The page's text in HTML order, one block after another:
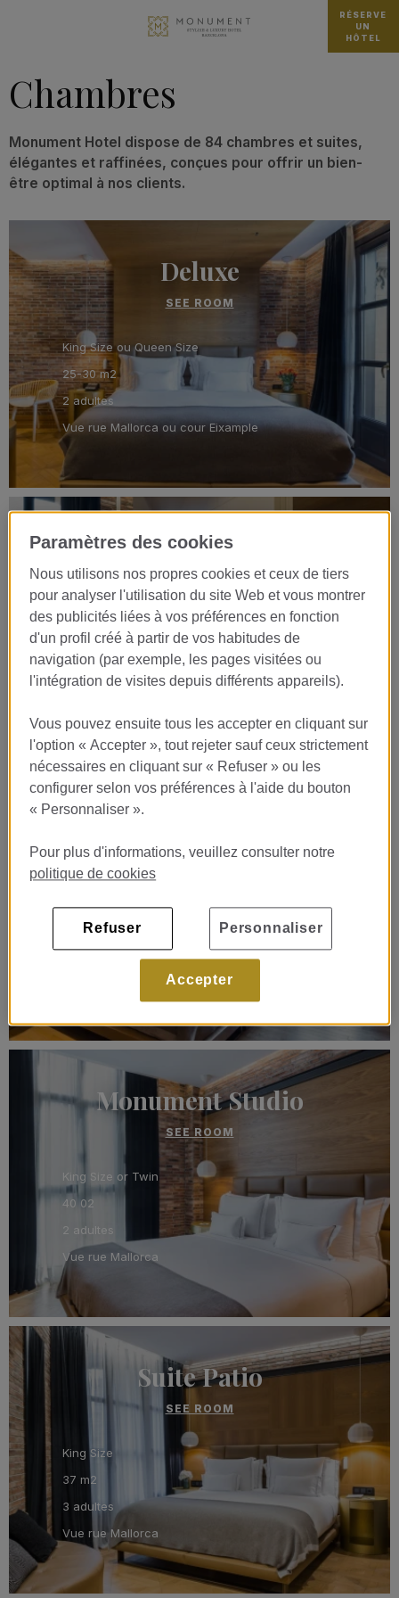
RÉSERVE
UN
HÔTEL
Chambres
Monument Hotel dispose de 84 chambres et suites,
élégantes et raffinées, conçues pour offrir un bien-
être optimal à nos clients.
Deluxe
SEE ROOM
King Size ou Queen Size
25-30 m2
2 adultes
Vue rue Mallorca ou cour Eixample
Junior Suite Patio
SEE ROOM
King Size
2 adultes
Junior Suite Barcelona
SEE ROOM
36 m2
3 adultes
Monument Studio
SEE ROOM
King Size or Twin
40 02
2 adultes
Vue rue Mallorca
Suite Patio
SEE ROOM
King Size
37 m2
3 adultes
Vue rue Mallorca
Paramètres des cookies
Nous utilisons nos propres cookies et ceux de tiers
pour analyser l'utilisation du site Web et vous montrer
des publicités liées à vos préférences en fonction
d'un profil créé à partir de vos habitudes de
navigation (par exemple, les pages visitées ou
l'intégration de visites depuis différents appareils).
Vous pouvez ensuite tous les accepter en cliquant sur
l'option « Accepter », tout rejeter sauf ceux strictement
nécessaires en cliquant sur « Refuser » ou les
configurer selon vos préférences à l'aide du bouton
« Personnaliser ».
Pour plus d'informations, veuillez consulter notre
politique de cookies
Refuser
Accepter
Personnaliser